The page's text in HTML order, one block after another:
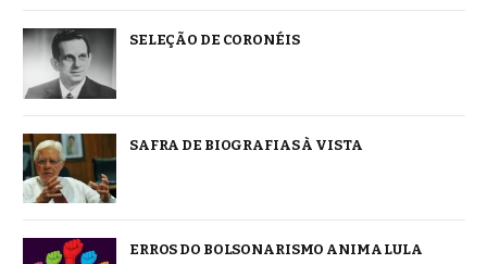
SELEÇÃO DE CORONÉIS
SAFRA DE BIOGRAFIAS À VISTA
ERROS DO BOLSONARISMO ANIMA LULA